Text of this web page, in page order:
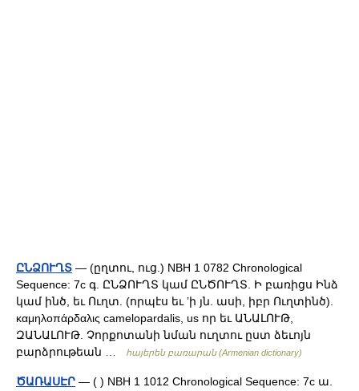
ԸՆՁՈՒՂՏ — (ըղտու, ուց.) NBH 1 0782 Chronological
Sequence: 7c գ. ԸՆՁՈՒՂՏ կամ ԸՆԾՈՒՂՏ. Ի բառիցս Ինձ
կամ ինծ, եւ Ուղտ. (որպէս եւ ʼի յն. ասի, իբր Ուղտինծ).
καμηλοπάρδαλις camelopardalis, us որ եւ ԱՆԱԼՈՒԹ,
ԶԱՆԱԼՈՒԹ. Չորքոտանի նման ուղտու ըստ ձեւոյն
բարձրութեան …
հայերեն բառարան (Armenian dictionary)
ԾԱՌԱՍԷՐ — ( ) NBH 1 1012 Chronological Sequence: 7c ա.